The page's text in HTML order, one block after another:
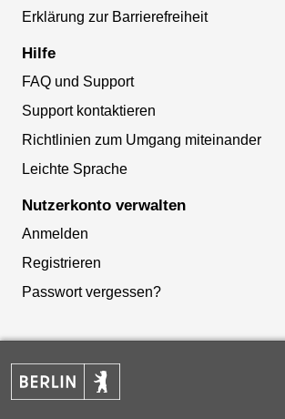
Erklärung zur Barrierefreiheit
Hilfe
FAQ und Support
Support kontaktieren
Richtlinien zum Umgang miteinander
Leichte Sprache
Nutzerkonto verwalten
Anmelden
Registrieren
Passwort vergessen?